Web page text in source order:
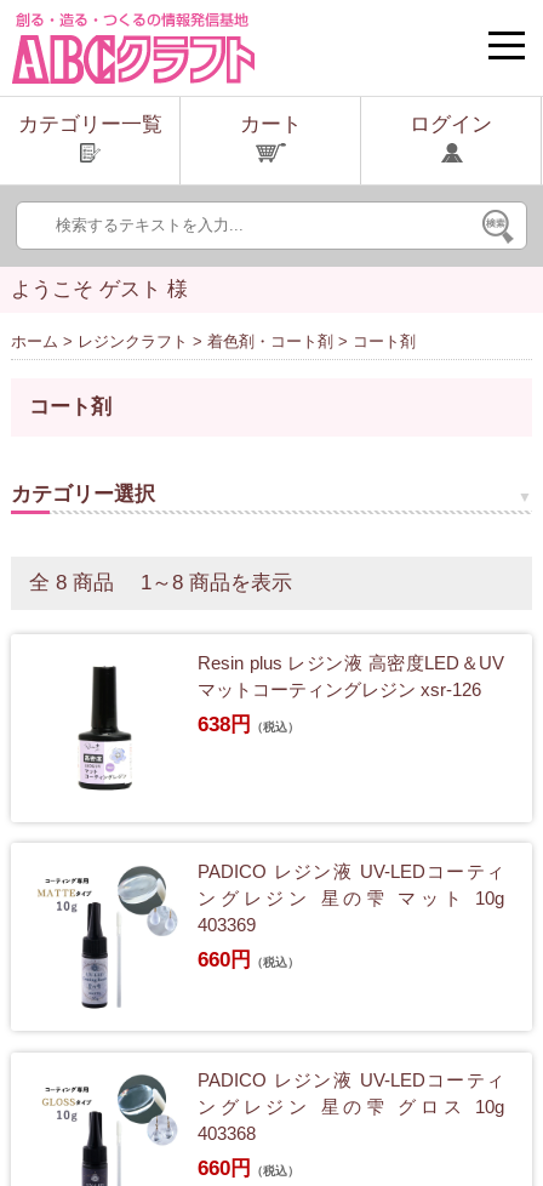
toggle
カテゴリー一覧
カート ログイン
ようこそ ゲスト 様
ホーム > レジンクラフト > 着色剤・コート剤 > コート剤
コート剤
カテゴリー選択
全 8 商品 1～8 商品を表示
Resin plus レジン液 高密度LED＆UV
マットコーティングレジン xsr-126
638円 （税込）
PADICO レジン液 UV-LEDコーティ
ングレジン 星の雫 マット 10g
403369
660円 （税込）
PADICO レジン液 UV-LEDコーティ
ングレジン 星の雫 グロス 10g
403368
660円 （税込）